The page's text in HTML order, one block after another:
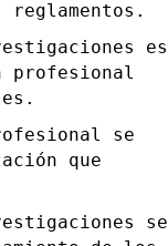
reglamentos.
es
profesional
se
que
se